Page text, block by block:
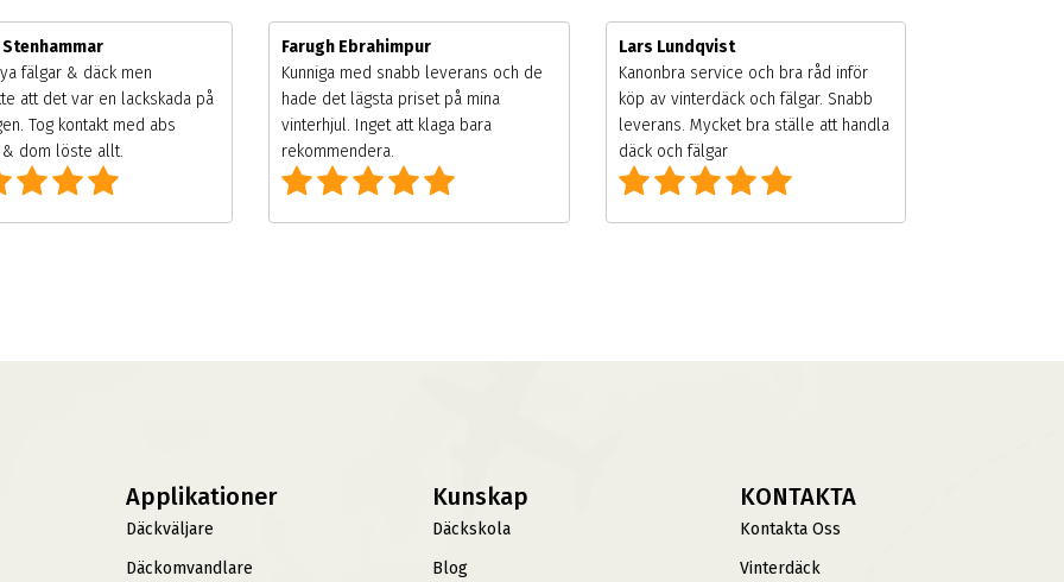
Stenhammar
fälgar & däck men
att det var en lackskada på
Tog kontakt med abs
dom löste allt.
Farugh Ebrahimpur
Kunniga med snabb leverans och de
hade det lägsta priset på mina
vinterhjul. Inget att klaga bara
rekommendera.
Lars Lundqvist
Kanonbra service och bra råd inför
köp av vinterdäck och fälgar. Snabb
leverans. Mycket bra ställe att handla
däck och fälgar
Applikationer
Däckväljare
Däckomvandlare
Kunskap
Däckskola
Blog
KONTAKTA
Kontakta Oss
Vinterdäck